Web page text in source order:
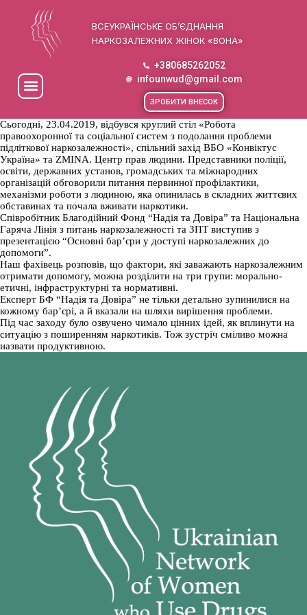
ВСЕУКРАЇНСЬКЕ ОБ’ЄДНАННЯ
НАРКОЗАЛЕЖНИХ ЖІНОК «ВОНА»
+380685262052
infounwud@gmail.com
ЗРОБИТИ ВНЕСОК
Сьогодні, 23.04.2019, відбувся круглий стіл «Робота
правоохоронної та соціальної систем з подолання проблеми
підліткової наркозалежності», спільний захід ВБО «Конвіктус
Україна» та ZMINA. Центр прав людини. Представники поліції,
освіти, державних установ, громадських та міжнародних
організацій обговорили питання первинної профілактики,
механізми роботи з людиною, яка опинилась в складних життєвих
обставинах та почала вживати наркотики.
Співробітник Благодійний Фонд “Надія та Довіра” та Національна
Гаряча Лінія з питань наркозалежності та ЗПТ виступив з
презентацією “Основні бар’єри у доступі наркозалежних до
допомоги”.
Наш фахівець розповів, що фактори, які заважають наркозалежним
отримати допомогу, можна розділити на три групи: морально-
етичні, інфраструктурні та нормативні.
Експерт БФ “Надія та Довіра” не тільки детально зупинилися на
кожному бар’єрі, а й вказали на шляхи вирішення проблеми.
Під час заходу було озвучено чимало цінних ідей, як вплинути на
ситуацію з поширенням наркотиків. Тож зустріч сміливо можна
назвати продуктивною.